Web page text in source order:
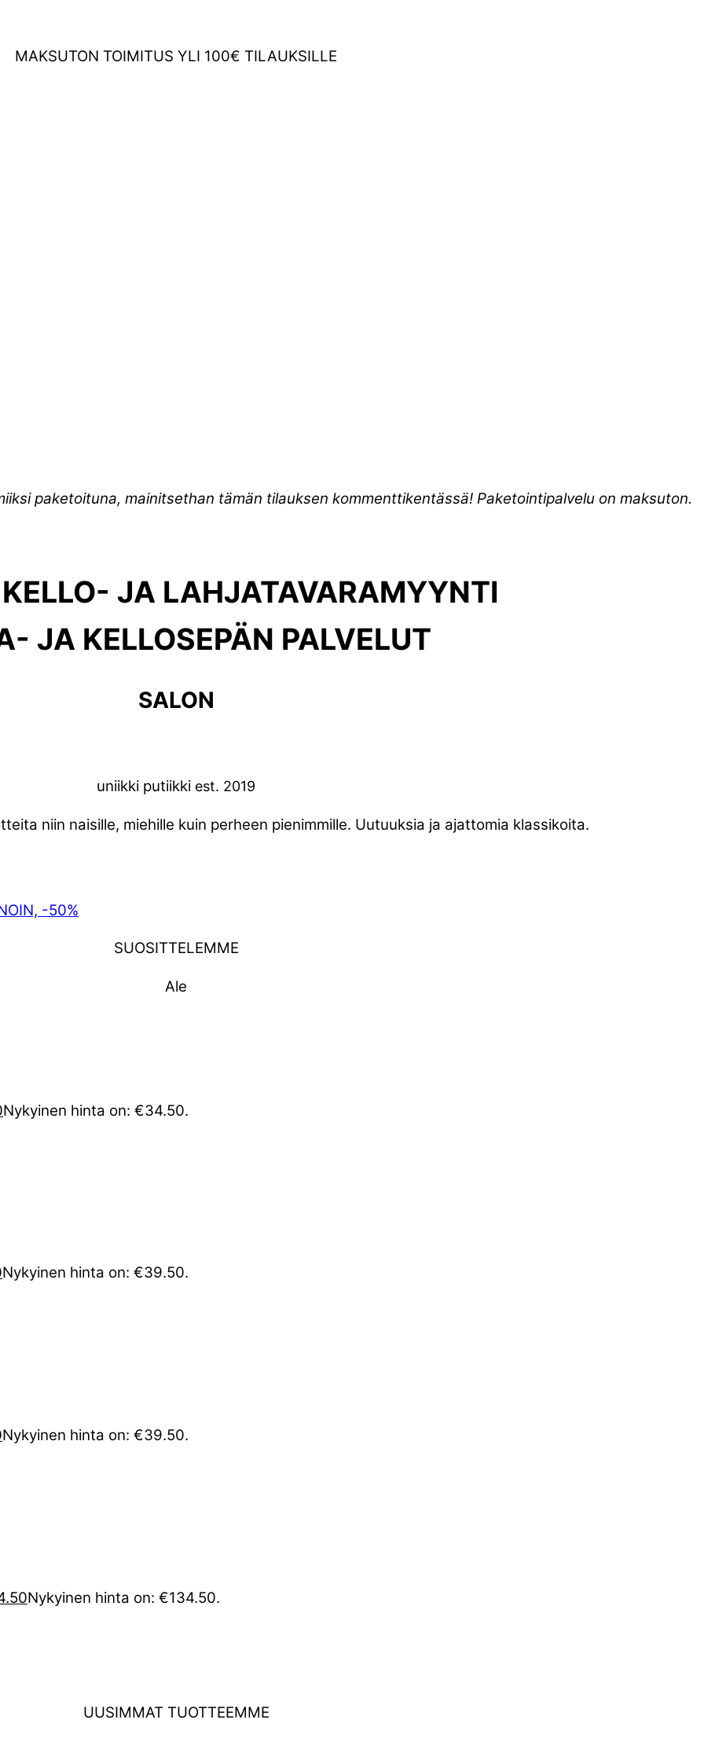
MAKSUTON TOIMITUS YLI 100€ TILAUKSILLE
paketoituna, mainitsethan tämän tilauksen kommenttikentässä! Paketointipalvelu on maksuton.
JA LAHJATAVARAMYYNTI
JA KELLOSEPÄN PALVELUT
SALON
uniikki putiikki est. 2019
niin naisille, miehille kuin perheen pienimmille. Uutuuksia ja ajattomia klassikoita.
-50%
SUOSITTELEMME
Ale
Nykyinen hinta on: €34.50.
Nykyinen hinta on: €39.50.
Nykyinen hinta on: €39.50.
Nykyinen hinta on: €134.50.
UUSIMMAT TUOTTEEMME